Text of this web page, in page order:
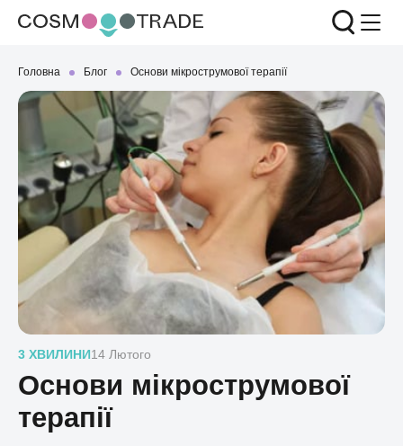
Головна Блог Основи мікрострумової терапії
3 ХВИЛИНИ14 Лютого
Основи мікрострумової
терапії